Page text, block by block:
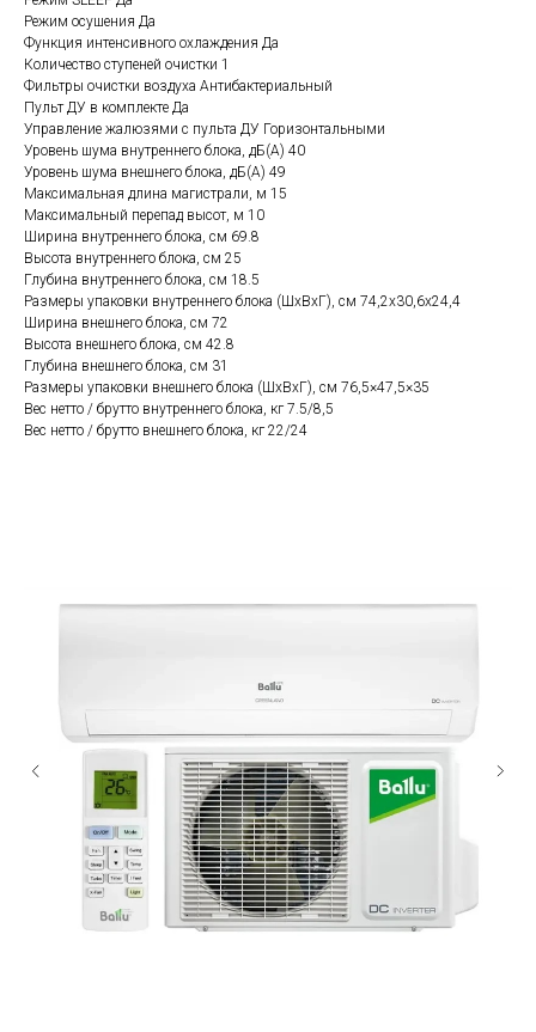
Режим осушения Да
Функция интенсивного охлаждения Да
Количество ступеней очистки 1
Фильтры очистки воздуха Антибактериальный
Пульт ДУ в комплекте Да
Управление жалюзями с пульта ДУ Горизонтальными
Уровень шума внутреннего блока, дБ(А) 40
Уровень шума внешнего блока, дБ(А) 49
Максимальная длина магистрали, м 15
Максимальный перепад высот, м 10
Ширина внутреннего блока, см 69.8
Высота внутреннего блока, см 25
Глубина внутреннего блока, см 18.5
Размеры упаковки внутреннего блока (ШхВхГ), см 74,2x30,6x24,4
Ширина внешнего блока, см 72
Высота внешнего блока, см 42.8
Глубина внешнего блока, см 31
Размеры упаковки внешнего блока (ШхВхГ), см 76,5×47,5×35
Вес нетто / брутто внутреннего блока, кг 7.5/8,5
Вес нетто / брутто внешнего блока, кг 22/24